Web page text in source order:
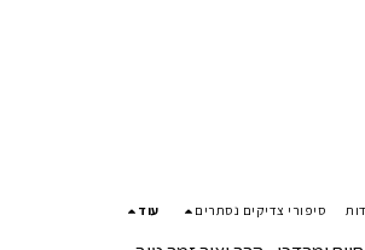
סיפורי צדיקים נסתרים עוד